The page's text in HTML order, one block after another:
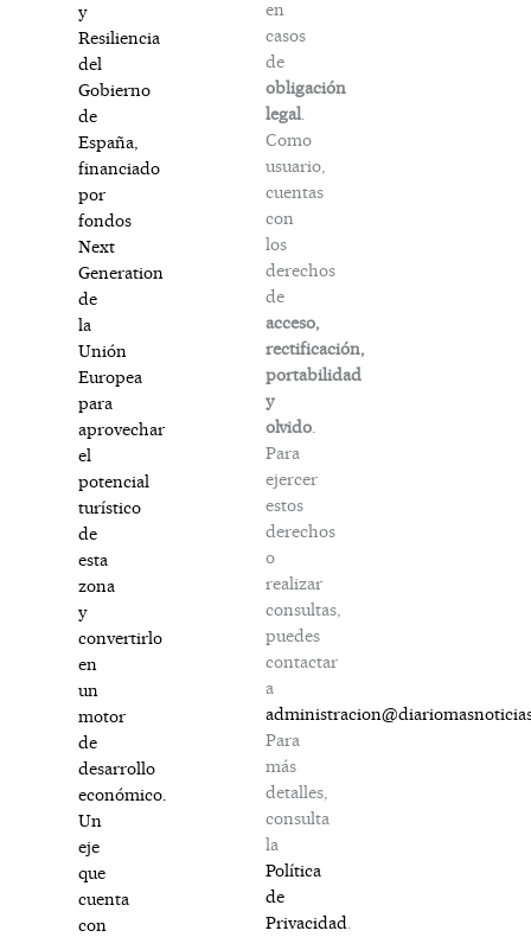
y
Resiliencia
del
Gobierno
de
España,
financiado
por
fondos
Next
Generation
de
la
Unión
Europea
para
aprovechar
el
potencial
turístico
de
esta
zona
y
convertirlo
en
un
motor
de
desarrollo
económico.
Un
eje
que
cuenta
con
en
casos
de
obligación
legal.
Como
usuario,
cuentas
con
los
derechos
de
acceso,
rectificación,
portabilidad
y
olvido.
Para
ejercer
estos
derechos
o
realizar
consultas,
puedes
contactar
a
Para
más
detalles,
consulta
la
Política
de
Privacidad